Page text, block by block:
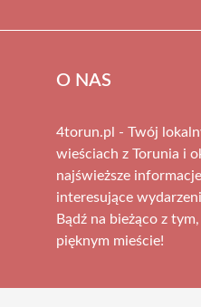
O NAS
4torun.pl - Twój
wieściach z Torunia i
najświeższe
interesujące
Bądź na bieżąco z
pięknym mieście!